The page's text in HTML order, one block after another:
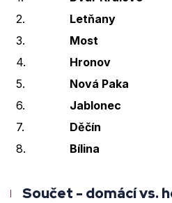
2.
Letňany
3.
Most
4.
Hronov
5.
Nová Paka
6.
Jablonec
7.
Děčín
8.
Bílina
Součet - domácí vs.